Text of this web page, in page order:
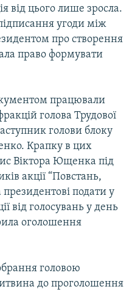
від цього лише зросла.
угоди між
про створення
право формувати
працювали
голова Трудової
голови блоку
Крапку в цих
Віктора Ющенка під
акції “Повстань,
подати у
від голосувань у день
оголошення
головою
до проголошення